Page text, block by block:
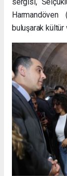
Harmandöven
buluşarak kültür